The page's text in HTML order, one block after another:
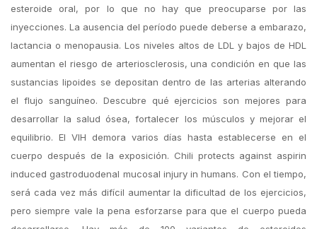
esteroide oral, por lo que no hay que preocuparse por las
inyecciones. La ausencia del período puede deberse a embarazo,
lactancia o menopausia. Los niveles altos de LDL y bajos de HDL
aumentan el riesgo de arteriosclerosis, una condición en que las
sustancias lipoides se depositan dentro de las arterias alterando
el flujo sanguíneo. Descubre qué ejercicios son mejores para
desarrollar la salud ósea, fortalecer los músculos y mejorar el
equilibrio. El VIH demora varios días hasta establecerse en el
cuerpo después de la exposición. Chili protects against aspirin
induced gastroduodenal mucosal injury in humans. Con el tiempo,
será cada vez más difícil aumentar la dificultad de los ejercicios,
pero siempre vale la pena esforzarse para que el cuerpo pueda